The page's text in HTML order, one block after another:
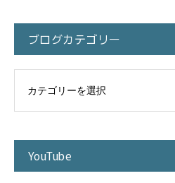
ブログカテゴリー
YouTube